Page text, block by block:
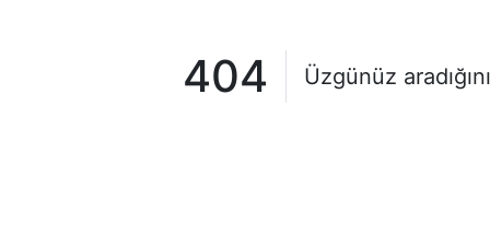
404 Üzgünüz